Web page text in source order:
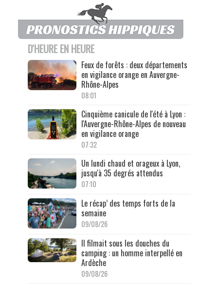
D'HEURE EN HEURE
Feux de forêts : deux départements
en vigilance orange en Auvergne-
Rhône-Alpes
08:01
Cinquième canicule de l'été à Lyon :
l'Auvergne-Rhône-Alpes de nouveau
en vigilance orange
07:32
Un lundi chaud et orageux à Lyon,
jusqu'à 35 degrés attendus
07:10
Le récap’ des temps forts de la
semaine
09/08/26
Il filmait sous les douches du
camping : un homme interpellé en
Ardèche
09/08/26